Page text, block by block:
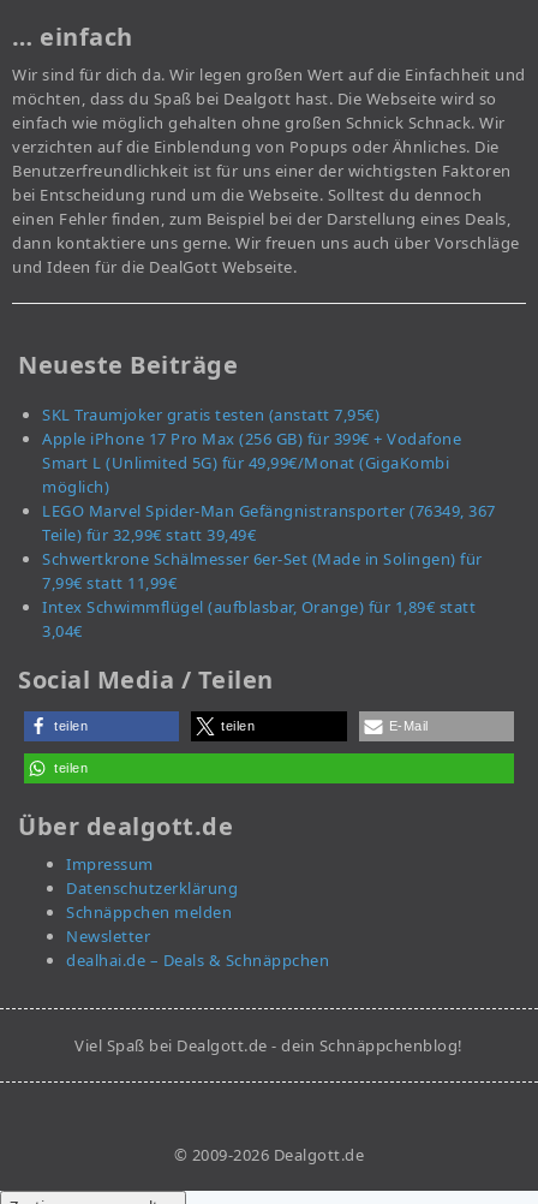
… einfach
Wir sind für dich da. Wir legen großen Wert auf die Einfachheit und
möchten, dass du Spaß bei Dealgott hast. Die Webseite wird so
einfach wie möglich gehalten ohne großen Schnick Schnack. Wir
verzichten auf die Einblendung von Popups oder Ähnliches. Die
Benutzerfreundlichkeit ist für uns einer der wichtigsten Faktoren
bei Entscheidung rund um die Webseite. Solltest du dennoch
einen Fehler finden, zum Beispiel bei der Darstellung eines Deals,
dann kontaktiere uns gerne. Wir freuen uns auch über Vorschläge
und Ideen für die DealGott Webseite.
Neueste Beiträge
SKL Traumjoker gratis testen (anstatt 7,95€)
Apple iPhone 17 Pro Max (256 GB) für 399€ + Vodafone
Smart L (Unlimited 5G) für 49,99€/Monat (GigaKombi
möglich)
LEGO Marvel Spider-Man Gefängnistransporter (76349, 367
Teile) für 32,99€ statt 39,49€
Schwertkrone Schälmesser 6er-Set (Made in Solingen) für
7,99€ statt 11,99€
Intex Schwimmflügel (aufblasbar, Orange) für 1,89€ statt
3,04€
Social Media / Teilen
teilen teilen E-Mail
teilen
Über dealgott.de
Impressum
Datenschutzerklärung
Schnäppchen melden
Newsletter
dealhai.de – Deals & Schnäppchen
Viel Spaß bei Dealgott.de - dein Schnäppchenblog!
© 2009-2026 Dealgott.de